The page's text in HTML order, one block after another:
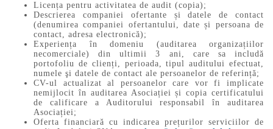
Licența pentru activitatea de audit (copia);
Descrierea companiei ofertante și datele de contact
(denumirea companiei ofertantului, date și persoana de
contact, adresa electronică);
Experiența în domeniu (auditarea organizațiilor
necomerciale) din ultimii 3 ani, care sa includă
portofoliu de clienți, perioada, tipul auditului efectuat,
numele şi datele de contact ale persoanelor de referință;
CV-ul actualizat al persoanelor care vor fi implicate
nemijlocit în auditarea Asociației și copia certificatului
de calificare a Auditorului responsabil în auditarea
Asociației;
Oferta financiară cu indicarea prețurilor serviciilor de